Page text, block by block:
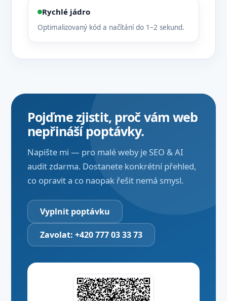
Rychlé jádro
Optimalizovaný kód a načítání do 1–2 sekund.
Pojďme zjistit, proč vám web
nepřináší poptávky.
Napište mi — pro malé weby je SEO & AI
audit zdarma. Dostanete konkrétní přehled,
co opravit a co naopak řešit nemá smysl.
Vyplnit poptávku
Zavolat: +420 777 03 33 73